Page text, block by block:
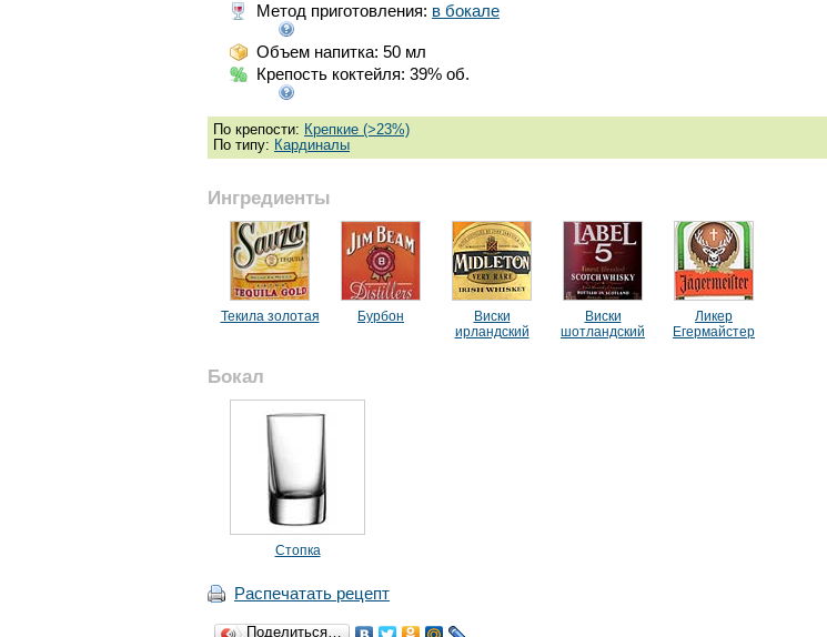
Метод приготовления: в бокале
Объем напитка: 50 мл
Крепость коктейля: 39% об.
По крепости: Крепкие (>23%)
По типу: Кардиналы
Ингредиенты
Текила золотая Бурбон
Виски
ирландский
Виски
шотландский
Ликер
Егермайстер
Бокал
Стопка
Распечатать рецепт
Поделиться…